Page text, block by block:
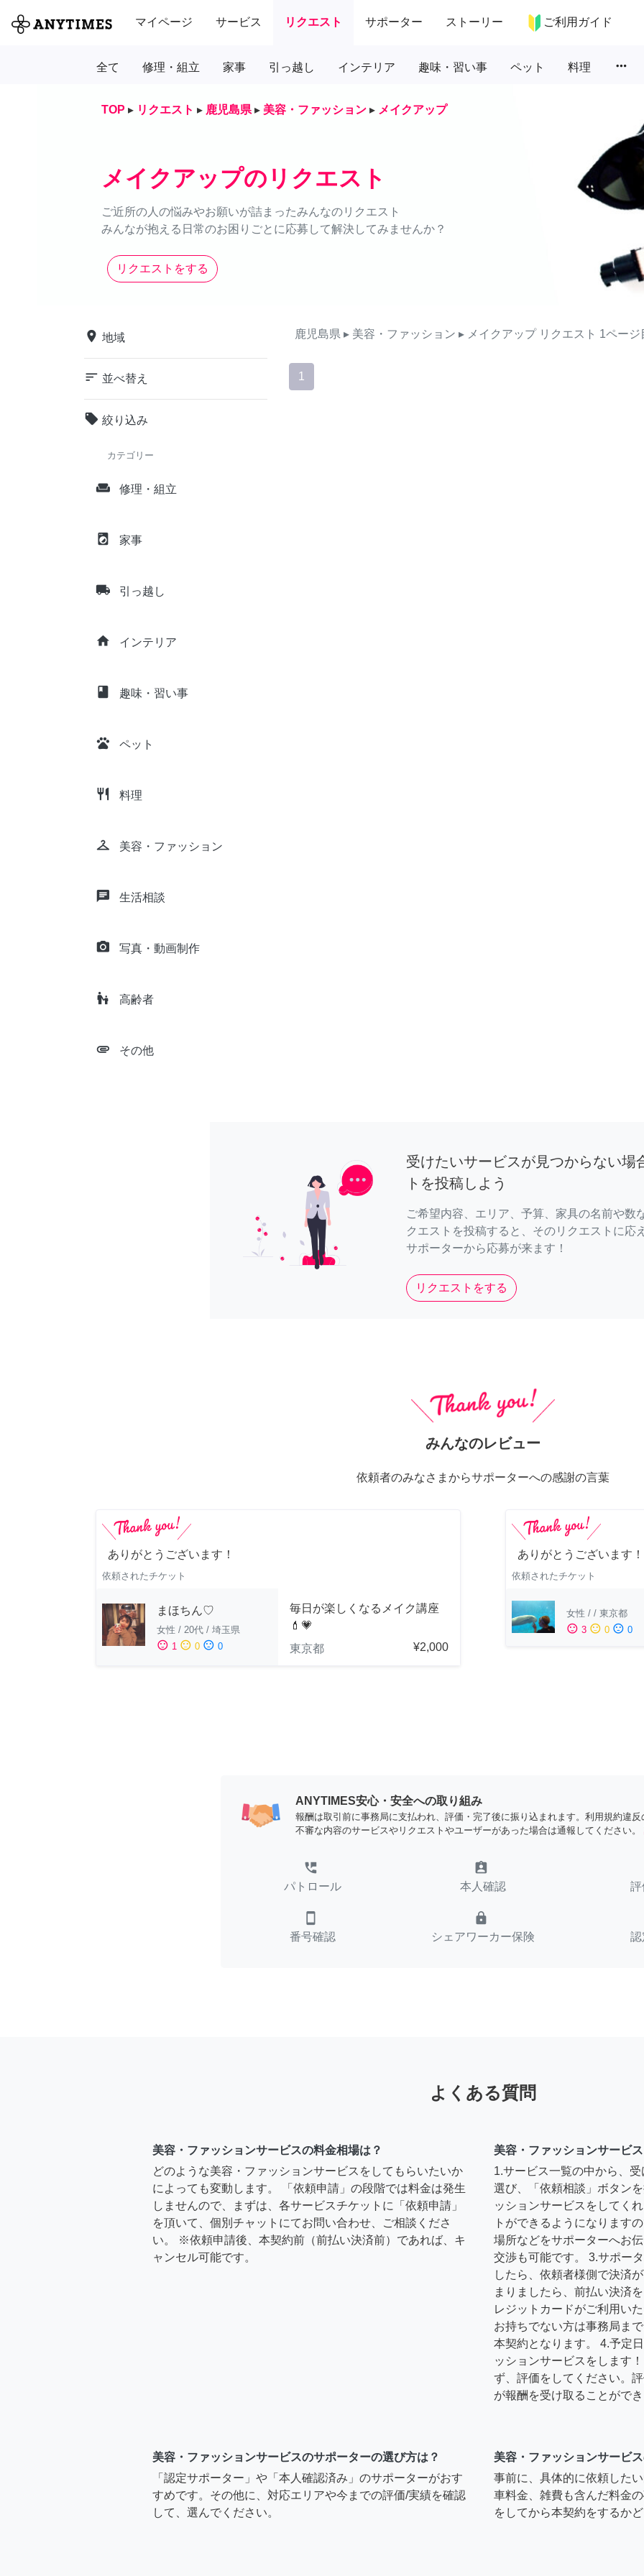
マイページ サービス リクエスト サポーター ストーリー ご利用ガイド
全て 修理・組立 家事 引っ越し インテリア 趣味・習い事 ペット 料理 more_horiz
TOP ▸ リクエスト ▸ 鹿児島県 ▸ 美容・ファッション ▸ メイクアップ
メイクアップのリクエスト
ご近所の人の悩みやお願いが詰まったみんなのリクエスト
みんなが抱える日常のお困りごとに応募して解決してみませんか？
リクエストをする
place 地域
sort 並べ替え
local_offer 絞り込み
カテゴリー
weekend 修理・組立
local_laundry_service 家事
local_shipping 引っ越し
home インテリア
class 趣味・習い事
pets ペット
restaurant 料理
checkroom 美容・ファッション
chat 生活相談
camera_alt 写真・動画制作
escalator_warning 高齢者
attachment その他
鹿児島県 ▸ 美容・ファッション ▸ メイクアップ リクエスト 1ページ
1
受けたいサービスが見つからない場
トを投稿しよう
ご希望内容、エリア、予算、家具の名前や数
クエストを投稿すると、そのリクエストに応
サポーターから応募が来ます！
リクエストをする
みんなのレビュー
依頼者のみなさまからサポーターへの感謝の言葉
ありがとうございます！
依頼されたチケット
まほちん♡
女性 / 20代 / 埼玉県
sentiment_satisfied 1 sentiment_neutral 0 sentiment_dissatisfied 0
毎日が楽しくなるメイク講座
💄💗
東京都
¥2,000
ありがとうございます！
依頼されたチケット
女性 / / 東京都
sentiment_satisfied 3 sentiment_neutral 0 sentiment_dissatisfied 0
ANYTIMES安心・安全への取り組み
報酬は取引前に事務局に支払われ、評価・完了後に振り込まれます。利用規約違反
不審な内容のサービスやリクエストやユーザーがあった場合は通報してください。
perm_phone_msg
パトロール
assignment_ind
本人確認
smartphone
番号確認
lock
シェアワーカー保険
よくある質問
美容・ファッションサービスの料金相場は？
どのような美容・ファッションサービスをしてもらいたいか
によっても変動します。 「依頼申請」の段階では料金は発生
しませんので、まずは、各サービスチケットに「依頼申請」
を頂いて、個別チャットにてお問い合わせ、ご相談くださ
い。 ※依頼申請後、本契約前（前払い決済前）であれば、キ
ャンセル可能です。
美容・ファッションサービ
1.サービス一覧の中から、
選び、「依頼相談」ボタン
ッションサービスをしてく
トができるようになります
場所などをサポーターへお
交渉も可能です。 3.サポー
したら、依頼者様側で決済
まりましたら、前払い決済
レジットカードがご利用い
お持ちでない方は事務局ま
本契約となります。 4.予定
ッションサービスをします
ず、評価をしてください。
が報酬を受け取ることができ
美容・ファッションサービスのサポーターの選び方は？
「認定サポーター」や「本人確認済み」のサポーターがおす
すめです。その他に、対応エリアや今までの評価/実績を確認
して、選んでください。
美容・ファッションサービ
事前に、具体的に依頼した
車料金、雑費も含んだ料金
をしてから本契約をするか